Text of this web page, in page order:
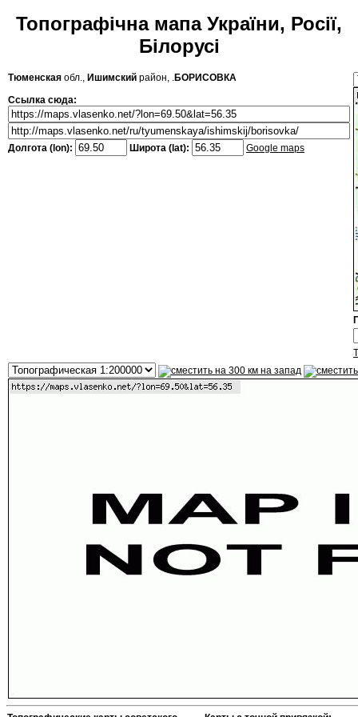
Топографічна мапа України, Росії,
Білорусі
Тюменская обл., Ишимский район, .БОРИСОВКА
Ссылка сюда:
Долгота (lon): Широта (lat): Google maps